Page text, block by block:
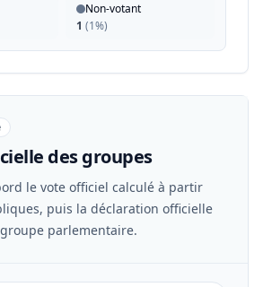
Non-votant
1 (1%)
des groupes
le vote officiel calculé à partir
puis la déclaration officielle
parlementaire.